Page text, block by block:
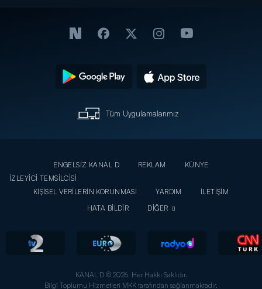
Tüm Uygulamalarımız
ENGELSİZ KANAL D REKLAM
KÜNYE
İZLEYİCİ TEMSİLCİSİ
KİŞİSEL VERİLERİN KORUNMASI
YARDIM
İLETİŞİM
HATA BİLDİR
DİĞER
KANAL D © 2026. Her Hakkı Saklıdır.
Bilgi Toplumu Hizmetleri MKK tarafından sağlanmaktadır.